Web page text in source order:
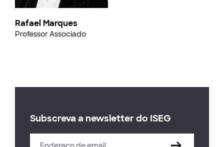
Rafael Marques
Professor Associado
Subscreva a newsletter do ISEG